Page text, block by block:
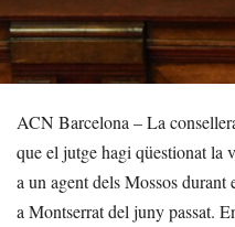
ACN Barcelona – La
que el jutge hagi qüestionat la
a un agent dels Mossos
a Montserrat del juny passat.